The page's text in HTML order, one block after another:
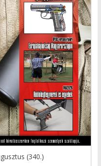
(340.)